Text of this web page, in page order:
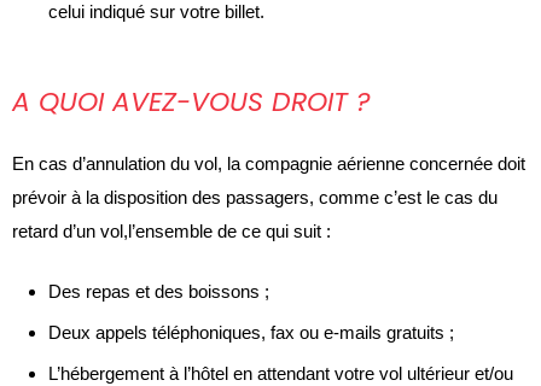
celui indiqué sur votre billet.
A QUOI AVEZ-VOUS DROIT ?
En cas d’annulation du vol, la compagnie aérienne concernée doit
prévoir à la disposition des passagers, comme c’est le cas du
retard d’un vol,l’ensemble de ce qui suit :
Des repas et des boissons ;
Deux appels téléphoniques, fax ou e-mails gratuits ;
L’hébergement à l’hôtel en attendant votre vol ultérieur et/ou